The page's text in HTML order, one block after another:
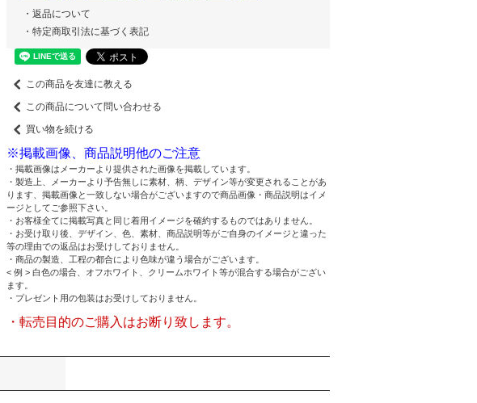
・返品について
・特定商取引法に基づく表記
この商品を友達に教える
この商品について問い合わせる
買い物を続ける
※掲載画像、商品説明他のご注意
・掲載画像はメーカーより提供された画像を掲載しています。
・製造上、メーカーより予告無しに素材、柄、デザイン等が変更されることがあ
ります、掲載画像と一致しない場合がございますので商品画像・商品説明はイメ
ージとしてご参照下さい。
・お客様全てに掲載写真と同じ着用イメージを確約するものではありません。
・お受け取り後、デザイン、色、素材、商品説明等がご自身のイメージと違った
等の理由での返品はお受けしておりません。
・商品の製造、工程の都合により色味が違う場合がございます。
< 例 > 白色の場合、オフホワイト、クリームホワイト等が混合する場合がござい
ます。
・プレゼント用の包装はお受けしておりません。
・転売目的のご購入はお断り致します。